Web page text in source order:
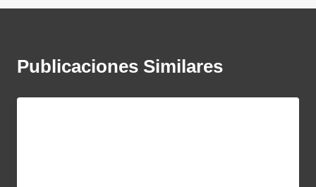
Publicaciones Similares